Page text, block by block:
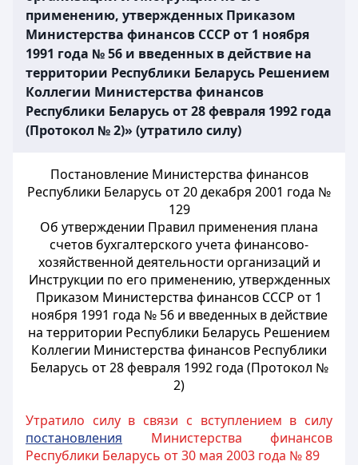
применению, утвержденных Приказом
Министерства финансов СССР от 1 ноября
1991 года № 56 и введенных в действие на
территории Республики Беларусь Решением
Коллегии Министерства финансов
Республики Беларусь от 28 февраля 1992 года
(Протокол № 2)» (утратило силу)
Постановление Министерства финансов
Республики Беларусь от 20 декабря 2001 года №
129
Об утверждении Правил применения плана
счетов бухгалтерского учета финансово-
хозяйственной деятельности организаций и
Инструкции по его применению, утвержденных
Приказом Министерства финансов СССР от 1
ноября 1991 года № 56 и введенных в действие
на территории Республики Беларусь Решением
Коллегии Министерства финансов Республики
Беларусь от 28 февраля 1992 года (Протокол №
2)
Утратило силу в связи с вступлением в силу
постановления
Министерства финансов
Республики Беларусь от 30 мая 2003 года № 89